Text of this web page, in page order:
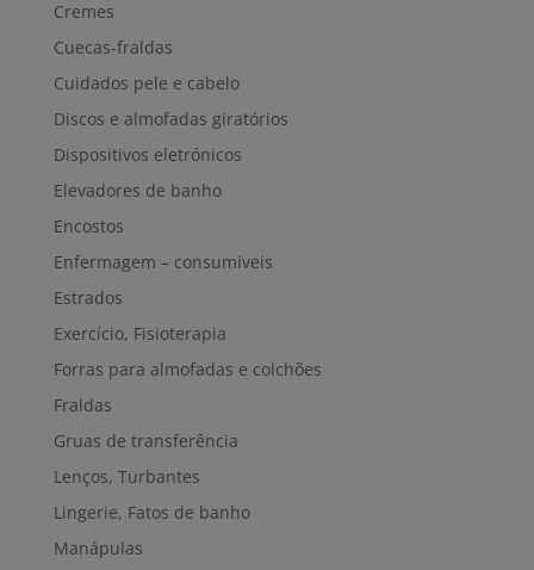
Cremes
Cuecas-fraldas
Cuidados pele e cabelo
Discos e almofadas giratórios
Dispositivos eletrónicos
Elevadores de banho
Encostos
Enfermagem – consumíveis
Estrados
Exercício, Fisioterapia
Forras para almofadas e colchões
Fraldas
Gruas de transferência
Lenços, Turbantes
Lingerie, Fatos de banho
Manápulas